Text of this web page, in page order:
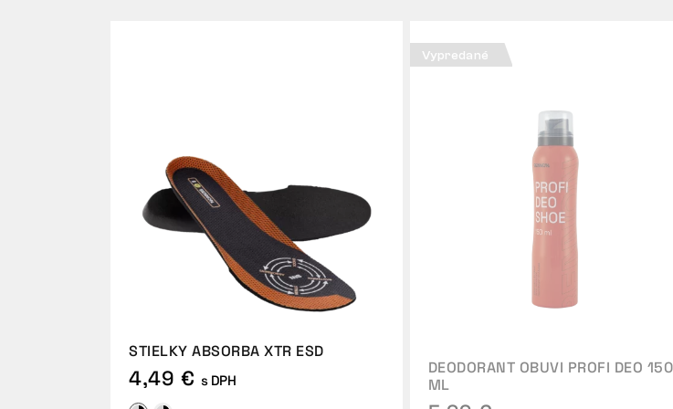
STIELKY ABSORBA XTR ESD
4,49 € s DPH
Vypredané
DEODORANT OBUVI PROFI DEO 150
ML